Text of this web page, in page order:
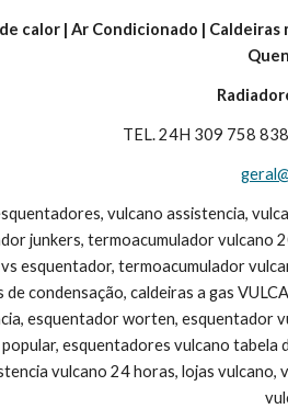
calor | Ar Condicionado |
TEL. 24H 309 758
vulcano assistencia,
junkers, termoacumulador vulcano
esquentador, termoacumulador
de condensação, caldeiras a gas
esquentador worten, esquentador
esquentadores vulcano
vulcano 24 horas, lojas